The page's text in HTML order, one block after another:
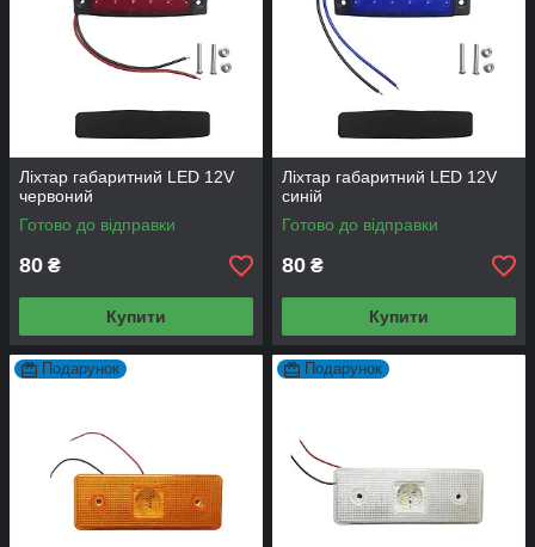
Ліхтар габаритний LED 12V
червоний
Готово до відправки
80 ₴
Купити
Ліхтар габаритний LED 12V
синій
Готово до відправки
80 ₴
Купити
Подарунок Подарунок